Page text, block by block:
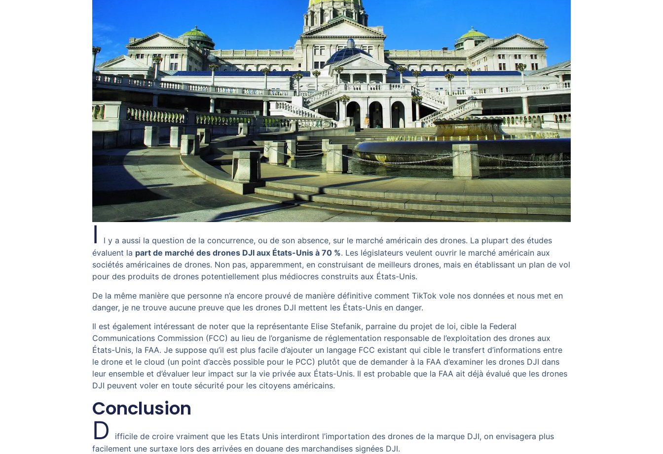
I
l y a aussi la question de la concurrence, ou de son absence, sur le marché américain des drones. La plupart des études
évaluent la part de marché des drones DJI aux États-Unis à 70 %. Les législateurs veulent ouvrir le marché américain aux
sociétés américaines de drones. Non pas, apparemment, en construisant de meilleurs drones, mais en établissant un plan de vol
pour des produits de drones potentiellement plus médiocres construits aux États-Unis.
De la même manière que personne n’a encore prouvé de manière définitive comment TikTok vole nos données et nous met en
danger, je ne trouve aucune preuve que les drones DJI mettent les États-Unis en danger.
Il est également intéressant de noter que la représentante Elise Stefanik, parraine du projet de loi, cible la Federal
Communications Commission (FCC) au lieu de l’organisme de réglementation responsable de l’exploitation des drones aux
États-Unis, la FAA. Je suppose qu’il est plus facile d’ajouter un langage FCC existant qui cible le transfert d’informations entre
le drone et le cloud (un point d’accès possible pour le PCC) plutôt que de demander à la FAA d’examiner les drones DJI dans
leur ensemble et d’évaluer leur impact sur la vie privée aux États-Unis. Il est probable que la FAA ait déjà évalué que les drones
DJI peuvent voler en toute sécurité pour les citoyens américains.
Conclusion
D
ifficile de croire vraiment que les Etats Unis interdiront l’importation des drones de la marque DJI, on envisagera plus
facilement une surtaxe lors des arrivées en douane des marchandises signées DJI.